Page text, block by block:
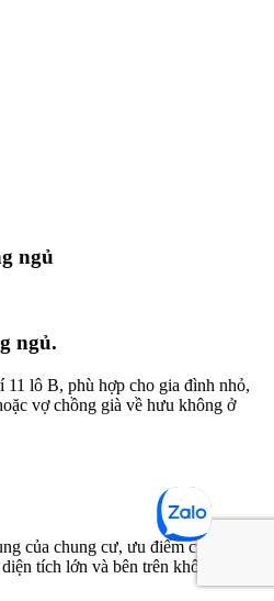
ngủ
ngủ.
lô B, phù hợp cho gia đình nhỏ,
vợ chồng già về hưu không ở
của chung cư, ưu điểm của những
tích lớn và bên trên không có